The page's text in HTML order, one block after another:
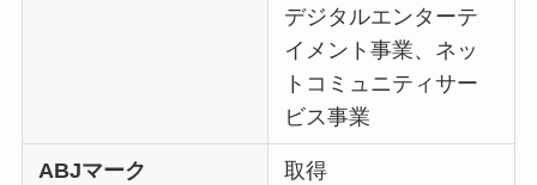
デジタルエンターテ
イメント事業、ネッ
トコミュニティサー
ビス事業
ABJマーク 取得